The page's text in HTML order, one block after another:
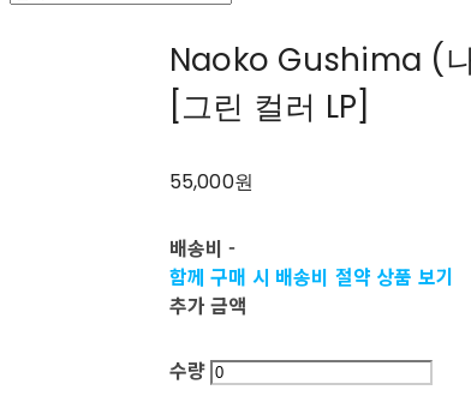
Naoko Gushima (
[그린 컬러 LP]
55,000원
배송비-
함께 구매 시 배송비 절약 상품 보기
추가 금액
수량